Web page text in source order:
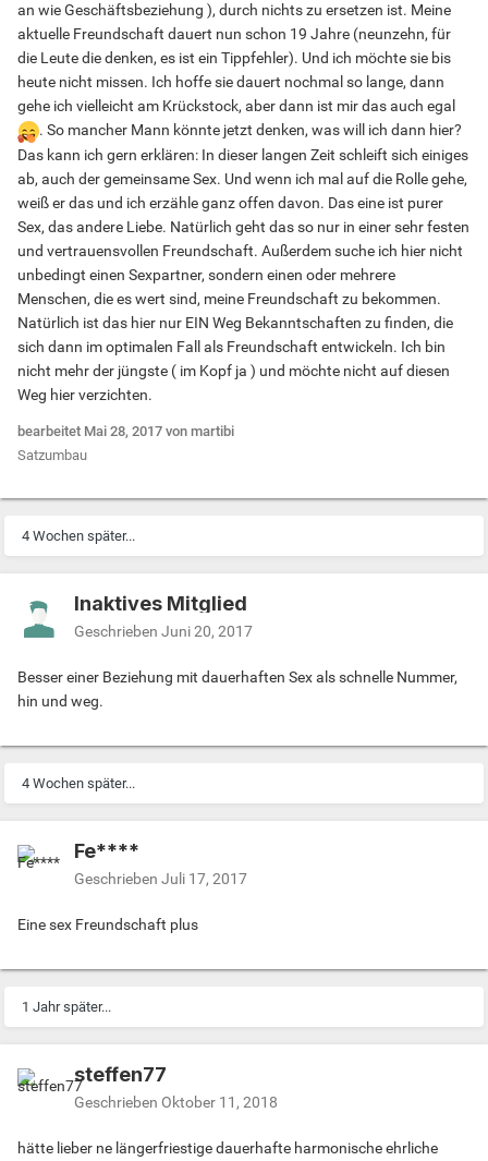
an wie Geschäftsbeziehung ), durch nichts zu ersetzen ist. Meine
aktuelle Freundschaft dauert nun schon 19 Jahre (neunzehn, für
die Leute die denken, es ist ein Tippfehler). Und ich möchte sie bis
heute nicht missen. Ich hoffe sie dauert nochmal so lange, dann
gehe ich vielleicht am Krückstock, aber dann ist mir das auch egal
. So mancher Mann könnte jetzt denken, was will ich dann hier?
Das kann ich gern erklären: In dieser langen Zeit schleift sich einiges
ab, auch der gemeinsame Sex. Und wenn ich mal auf die Rolle gehe,
weiß er das und ich erzähle ganz offen davon. Das eine ist purer
Sex, das andere Liebe. Natürlich geht das so nur in einer sehr festen
und vertrauensvollen Freundschaft. Außerdem suche ich hier nicht
unbedingt einen Sexpartner, sondern einen oder mehrere
Menschen, die es wert sind, meine Freundschaft zu bekommen.
Natürlich ist das hier nur EIN Weg Bekanntschaften zu finden, die
sich dann im optimalen Fall als Freundschaft entwickeln. Ich bin
nicht mehr der jüngste ( im Kopf ja ) und möchte nicht auf diesen
Weg hier verzichten.
bearbeitet Mai 28, 2017 von martibi
Satzumbau
4 Wochen später...
Inaktives Mitglied
Geschrieben Juni 20, 2017
Besser einer Beziehung mit dauerhaften Sex als schnelle Nummer,
hin und weg.
4 Wochen später...
Fe****
Geschrieben Juli 17, 2017
Eine sex Freundschaft plus
1 Jahr später...
steffen77
Geschrieben Oktober 11, 2018
hätte lieber ne längerfriestige dauerhafte harmonische ehrliche